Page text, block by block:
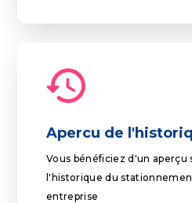
Apercu de
Vous bénéficiez d'un aperçu
l'historique du
entreprise